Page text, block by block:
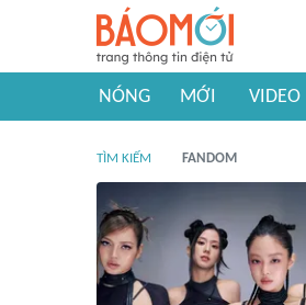
NÓNG MỚI VIDEO
TÌM KIẾM FANDOM